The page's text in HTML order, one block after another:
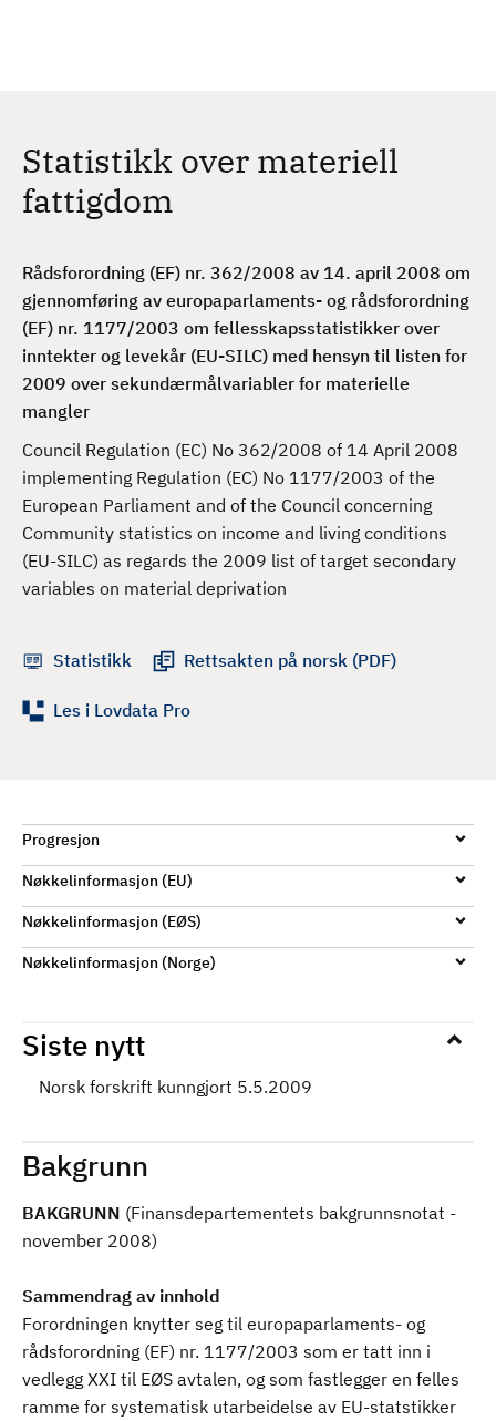
Statistikk over materiell
fattigdom
Rådsforordning (EF) nr. 362/2008 av 14. april 2008 om
gjennomføring av europaparlaments- og rådsforordning
(EF) nr. 1177/2003 om fellesskapsstatistikker over
inntekter og levekår (EU-SILC) med hensyn til listen for
2009 over sekundærmålvariabler for materielle
mangler
Council Regulation (EC) No 362/2008 of 14 April 2008
implementing Regulation (EC) No 1177/2003 of the
European Parliament and of the Council concerning
Community statistics on income and living conditions
(EU-SILC) as regards the 2009 list of target secondary
variables on material deprivation
Statistikk Rettsakten på norsk (PDF)
Les i Lovdata Pro
Progresjon
Nøkkelinformasjon (EU)
Nøkkelinformasjon (EØS)
Nøkkelinformasjon (Norge)
Siste nytt
Norsk forskrift kunngjort 5.5.2009
Bakgrunn
BAKGRUNN (Finansdepartementets bakgrunnsnotat -
november 2008)
Sammendrag av innhold
Forordningen knytter seg til europaparlaments- og
rådsforordning (EF) nr. 1177/2003 som er tatt inn i
vedlegg XXI til EØS avtalen, og som fastlegger en felles
ramme for systematisk utarbeidelse av EU-statstikker